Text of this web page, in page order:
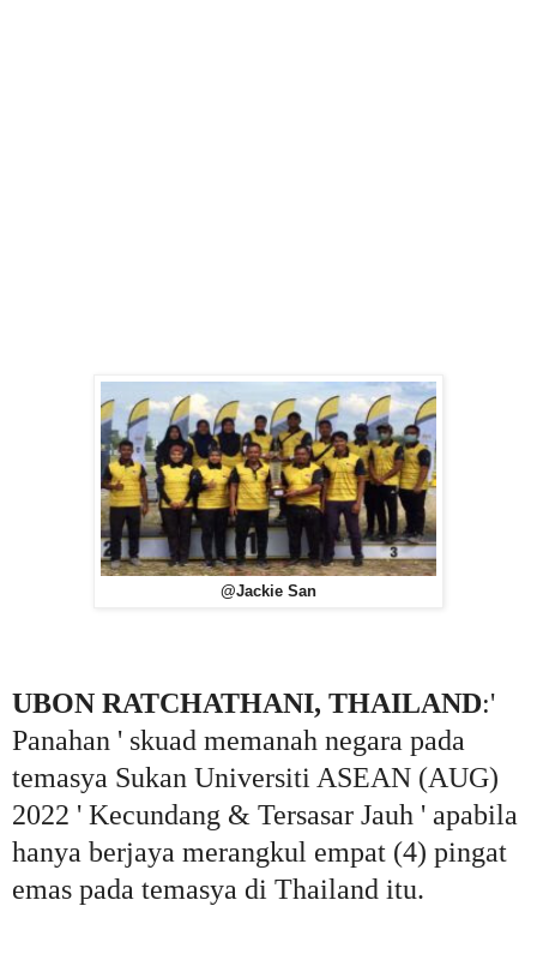
@Jackie San
UBON RATCHATHANI, THAILAND:'
Panahan ' skuad memanah negara pada
temasya Sukan Universiti ASEAN (AUG)
2022 ' Kecundang & Tersasar Jauh ' apabila
hanya berjaya merangkul empat (4) pingat
emas pada temasya di Thailand itu.